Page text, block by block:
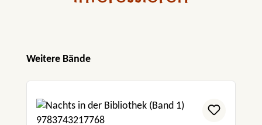
Produktgalerie überspringen
Weitere Bände